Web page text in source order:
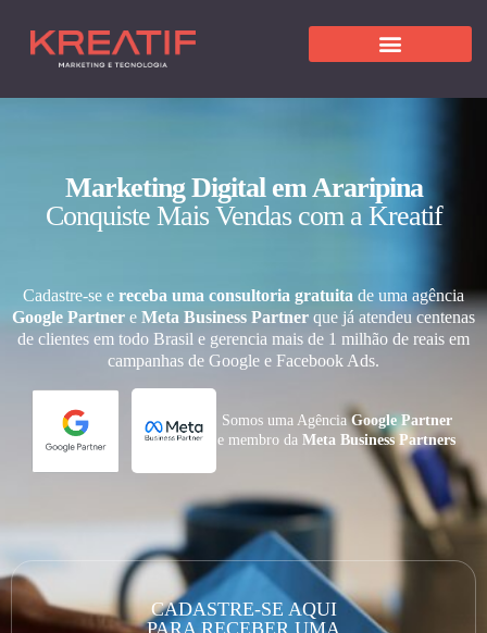
Marketing Digital em Araripina
Conquiste Mais Vendas com a Kreatif
Cadastre-se e receba uma consultoria gratuita de uma agência
Google Partner e Meta Business Partner que já atendeu centenas
de clientes em todo Brasil e gerencia mais de 1 milhão de reais em
campanhas de Google e Facebook Ads.
Somos uma AgênciaGoogle Partner
e membro daMeta Business Partners
CADASTRE-SE AQUI